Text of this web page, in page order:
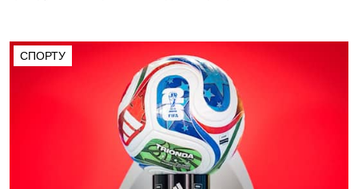
СПОРТУ